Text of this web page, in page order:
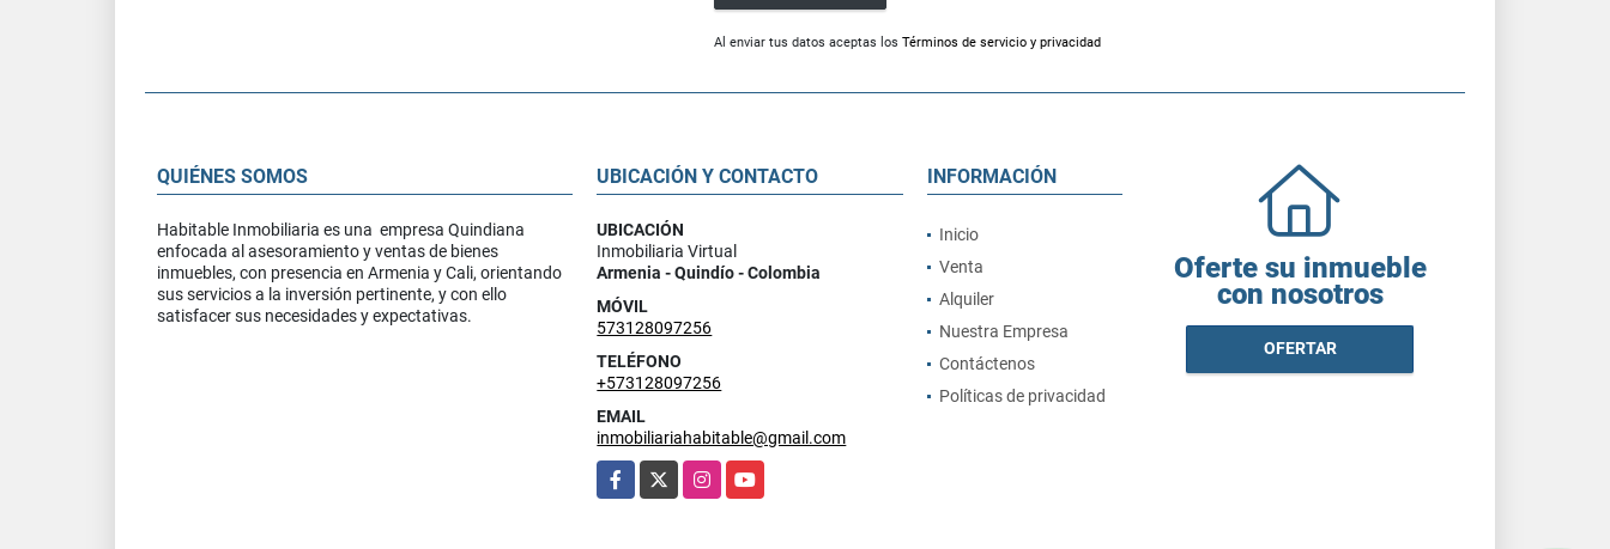
Al enviar tus datos aceptas losTérminos de servicio y privacidad
QUIÉNES SOMOS
Habitable Inmobiliaria es una empresa Quindiana
enfocada al asesoramiento y ventas de bienes
inmuebles, con presencia en Armenia y Cali, orientando
sus servicios a la inversión pertinente, y con ello
satisfacer sus necesidades y expectativas.
UBICACIÓN Y CONTACTO
UBICACIÓN
Inmobiliaria Virtual
Armenia - Quindío - Colombia
MÓVIL
573128097256
TELÉFONO
+573128097256
EMAIL
inmobiliariahabitable@gmail.com
Facebook
X InstagramYouTube
INFORMACIÓN
Inicio
Venta
Alquiler
Nuestra Empresa
Contáctenos
Políticas de privacidad
Oferte su inmueble
con nosotros
OFERTAR